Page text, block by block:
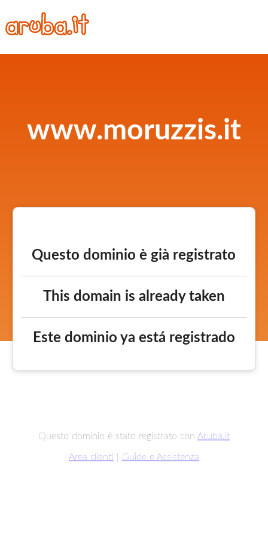
www.moruzzis.it
Questo dominio è già registrato
This domain is already taken
Este dominio ya está registrado
Questo dominio è stato registrato con Aruba.it
Area clienti Guide e Assistenza